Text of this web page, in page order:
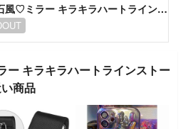
韓国 映え♪宝石風♡ミラー キラキラハートラインストーン iphoneケース
ー キラキラハートラインストー
商品